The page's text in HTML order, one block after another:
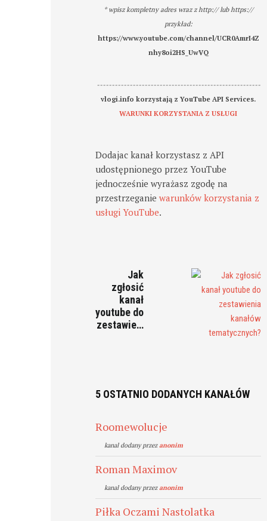
* wpisz kompletny adres wraz z http:// lub https://
przykład:
https://www.youtube.com/channel/UCR0AmrI4Z
nhy8oi2HS_UwVQ
-------------------------------------------------------
vlogi.info korzystają z YouTube API Services.
WARUNKI KORZYSTANIA Z USŁUGI
Dodajac kanał korzystasz z API
udostępnionego przez YouTube
jednocześnie wyrażasz zgodę na
przestrzeganiewarunków korzystania z
usługi YouTube.
Jak
zgłosić
kanał
youtube do
zestawie…
5 OSTATNIO DODANYCH KANAŁÓW
Roomewolucje
kanal dodany przezanonim
Roman Maximov
kanal dodany przezanonim
Piłka Oczami Nastolatka